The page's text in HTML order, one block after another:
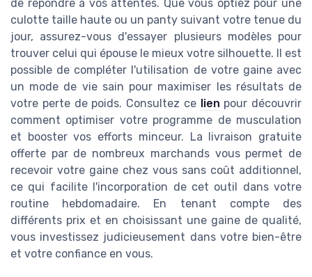
de répondre à vos attentes. Que vous optiez pour une
culotte taille haute ou un panty suivant votre tenue du
jour, assurez-vous d'essayer plusieurs modèles pour
trouver celui qui épouse le mieux votre silhouette. Il est
possible de compléter l'utilisation de votre gaine avec
un mode de vie sain pour maximiser les résultats de
votre perte de poids. Consultez ce lien pour découvrir
comment optimiser votre programme de musculation
et booster vos efforts minceur. La livraison gratuite
offerte par de nombreux marchands vous permet de
recevoir votre gaine chez vous sans coût additionnel,
ce qui facilite l'incorporation de cet outil dans votre
routine hebdomadaire. En tenant compte des
différents prix et en choisissant une gaine de qualité,
vous investissez judicieusement dans votre bien-être
et votre confiance en vous.